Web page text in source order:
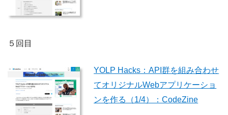
５回目
YOLP Hacks：API群を組み合わせ
てオリジナルWebアプリケーショ
ンを作る（1/4）：CodeZine